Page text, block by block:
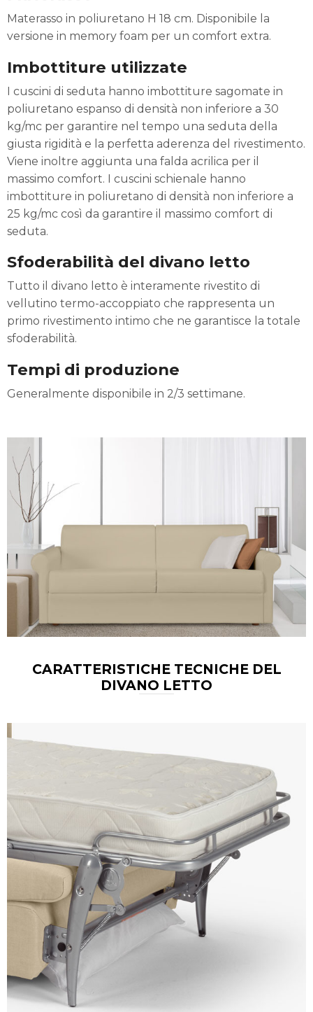
Materasso in poliuretano H 18 cm. Disponibile la
versione in memory foam per un comfort extra.
Imbottiture utilizzate
I cuscini di seduta hanno imbottiture sagomate in
poliuretano espanso di densità non inferiore a 30
kg/mc per garantire nel tempo una seduta della
giusta rigidità e la perfetta aderenza del rivestimento.
Viene inoltre aggiunta una falda acrilica per il
massimo comfort. I cuscini schienale hanno
imbottiture in poliuretano di densità non inferiore a
25 kg/mc così da garantire il massimo comfort di
seduta.
Sfoderabilità del divano letto
Tutto il divano letto è interamente rivestito di
vellutino termo-accoppiato che rappresenta un
primo rivestimento intimo che ne garantisce la totale
sfoderabilità.
Tempi di produzione
Generalmente disponibile in 2/3 settimane.
CARATTERISTICHE TECNICHE DEL
DIVANO LETTO